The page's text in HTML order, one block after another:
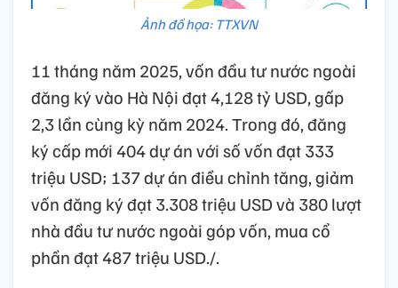
Ảnh đồ họa: TTXVN
11 tháng năm 2025, vốn đầu tư nước ngoài
đăng ký vào Hà Nội đạt 4,128 tỷ USD, gấp
2,3 lần cùng kỳ năm 2024. Trong đó, đăng
ký cấp mới 404 dự án với số vốn đạt 333
triệu USD; 137 dự án điều chỉnh tăng, giảm
vốn đăng ký đạt 3.308 triệu USD và 380 lượt
nhà đầu tư nước ngoài góp vốn, mua cổ
phần đạt 487 triệu USD./.